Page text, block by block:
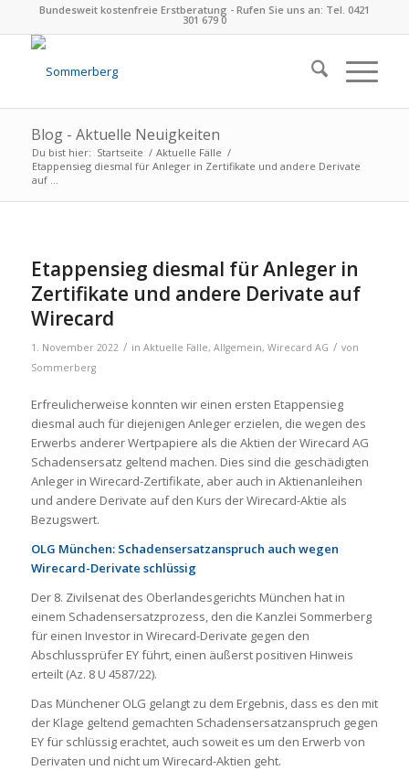
Bundesweit kostenfreie Erstberatung - Rufen Sie uns an: Tel. 0421
301 679 0
Blog - Aktuelle Neuigkeiten
Du bist hier: Startseite / Aktuelle Fälle /
Etappensieg diesmal für Anleger in Zertifikate und andere Derivate
auf ...
Etappensieg diesmal für Anleger in
Zertifikate und andere Derivate auf
Wirecard
1. November 2022 / in Aktuelle Fälle, Allgemein, Wirecard AG / von
Sommerberg
Erfreulicherweise konnten wir einen ersten Etappensieg
diesmal auch für diejenigen Anleger erzielen, die wegen des
Erwerbs anderer Wertpapiere als die Aktien der Wirecard AG
Schadensersatz geltend machen. Dies sind die geschädigten
Anleger in Wirecard-Zertifikate, aber auch in Aktienanleihen
und andere Derivate auf den Kurs der Wirecard-Aktie als
Bezugswert.
OLG München: Schadensersatzanspruch auch wegen
Wirecard-Derivate schlüssig
Der 8. Zivilsenat des Oberlandesgerichts München hat in
einem Schadensersatzprozess, den die Kanzlei Sommerberg
für einen Investor in Wirecard-Derivate gegen den
Abschlussprüfer EY führt, einen äußerst positiven Hinweis
erteilt (Az. 8 U 4587/22).
Das Münchener OLG gelangt zu dem Ergebnis, dass es den mit
der Klage geltend gemachten Schadensersatzanspruch gegen
EY für schlüssig erachtet, auch soweit es um den Erwerb von
Derivaten und nicht um Wirecard-Aktien geht.